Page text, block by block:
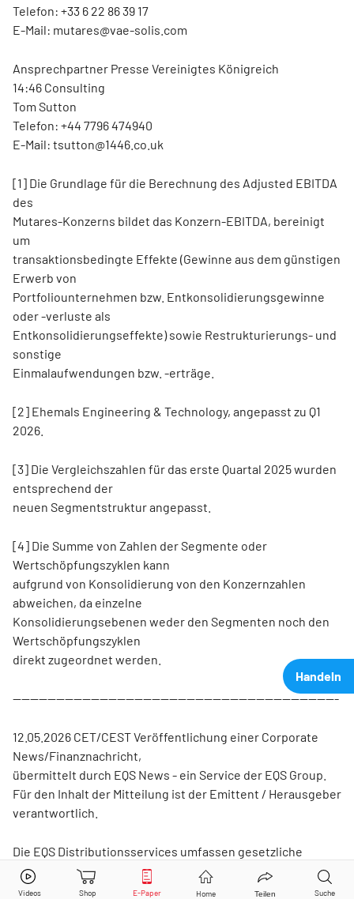
Telefon: +33 6 22 86 39 17
E-Mail: mutares@vae-solis.com
Ansprechpartner Presse Vereinigtes Königreich
14:46 Consulting
Tom Sutton
Telefon: +44 7796 474940
E-Mail: tsutton@1446.co.uk
[1] Die Grundlage für die Berechnung des Adjusted EBITDA
des
Mutares-Konzerns bildet das Konzern-EBITDA, bereinigt
um
transaktionsbedingte Effekte (Gewinne aus dem günstigen
Erwerb von
Portfoliounternehmen bzw. Entkonsolidierungsgewinne
oder -verluste als
Entkonsolidierungseffekte) sowie Restrukturierungs- und
sonstige
Einmalaufwendungen bzw. -erträge.
[2] Ehemals Engineering & Technology, angepasst zu Q1
2026.
[3] Die Vergleichszahlen für das erste Quartal 2025 wurden
entsprechend der
neuen Segmentstruktur angepasst.
[4] Die Summe von Zahlen der Segmente oder
Wertschöpfungszyklen kann
aufgrund von Konsolidierung von den Konzernzahlen
abweichen, da einzelne
Konsolidierungsebenen weder den Segmenten noch den
Wertschöpfungszyklen
direkt zugeordnet werden.
---------------------------------------------------------------------------
12.05.2026 CET/CEST Veröffentlichung einer Corporate
News/Finanznachricht,
übermittelt durch EQS News - ein Service der EQS Group.
Für den Inhalt der Mitteilung ist der Emittent / Herausgeber
verantwortlich.
Die EQS Distributionsservices umfassen gesetzliche
Meldepflichten, Corporate
News/Finanznachrichten und Pressemitteilungen.
Handeln
Mutares Aktie jetzt handeln?